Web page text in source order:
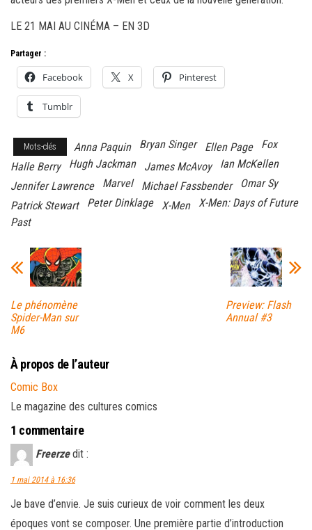
LE 21 MAI AU CINÉMA – EN 3D
Partager :
Facebook X Pinterest
Tumblr
Mots-clés Anna Paquin Bryan Singer Ellen Page
Fox
Halle Berry
Hugh Jackman James McAvoy
Ian McKellen
Jennifer Lawrence
Marvel Michael Fassbender
Omar Sy
Patrick Stewart
Peter Dinklage X-Men
X-Men: Days of Future
Past
Le phénomène
Spider-Man sur
M6
Preview: Flash
Annual #3
À propos de l’auteur
Comic Box
Le magazine des cultures comics
1 commentaire
Freerze dit :
1 mai 2014 à 16:36
Je bave d’envie. Je suis curieux de voir comment les deux
époques vont se composer. Une première partie d’introduction